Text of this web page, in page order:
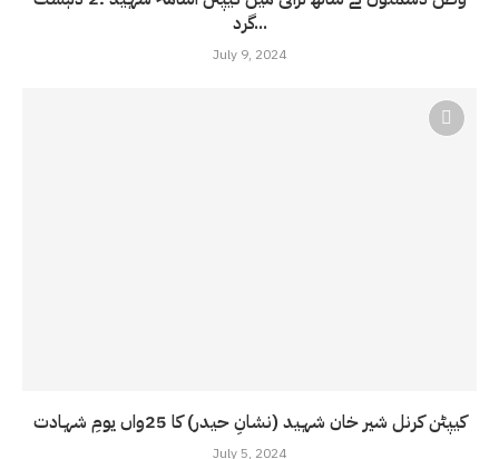
گرد...
July 9, 2024
کیپٹن کرنل شیر خان شہید (نشانِ حیدر) کا 25واں یومِ شہادت
July 5, 2024